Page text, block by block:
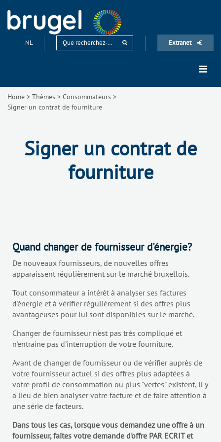
NL Extranet
Home > Thèmes > Consommateurs >
Signer un contrat de fourniture
Signer un contrat de
fourniture
Quand changer de fournisseur d'énergie?
De nouveaux fournisseurs, de nouvelles offres
apparaissent régulièrement sur le marché bruxellois.
Tout consommateur a intérêt à analyser ses factures
d'énergie et à vérifier régulièrement si des offres plus
avantageuses pour lui sont disponibles sur le marché.
Changer de fournisseur n'est pas très compliqué et
n'entraîne pas d'interruption de votre fourniture.
Avant de changer de fournisseur ou de vérifier auprès de
votre fournisseur actuel si des offres plus adaptées à
votre profil de consommation ou plus "vertes" existent, il y
a lieu de bien analyser votre facture et de faire attention à
une série de facteurs.
Dans tous les cas, lorsque vous demandez une offre à un
fournisseur, faites votre demande d'offre PAR ECRIT et